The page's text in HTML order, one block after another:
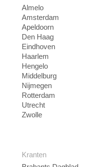
Almelo
Amsterdam
Apeldoorn
Den Haag
Eindhoven
Haarlem
Hengelo
Middelburg
Nijmegen
Rotterdam
Utrecht
Zwolle
Kranten